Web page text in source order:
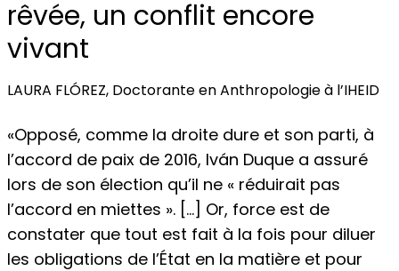
rêvée, un conflit encore
vivant
LAURA FLÓREZ, Doctorante en Anthropologie à l’IHEID
«Opposé, comme la droite dure et son parti, à
l’accord de paix de 2016, Iván Duque a assuré
lors de son élection qu’il ne « réduirait pas
l’accord en miettes ». […] Or, force est de
constater que tout est fait à la fois pour diluer
les obligations de l’État en la matière et pour